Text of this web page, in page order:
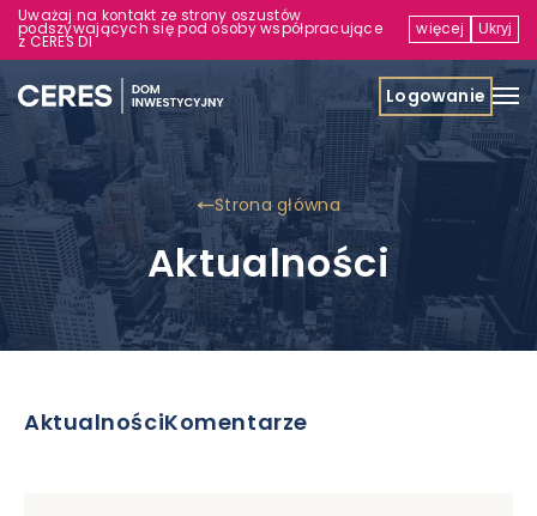
Uważaj na kontakt ze strony oszustów
podszywających się pod osoby współpracujące
z CERES DI
więcej Ukryj
Logowanie
Strona główna
Aktualności
AktualnościKomentarze